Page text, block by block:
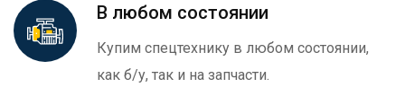
В любом состоянии
Купим спецтехнику в любом состоянии,
как б/у, так и на запчасти.